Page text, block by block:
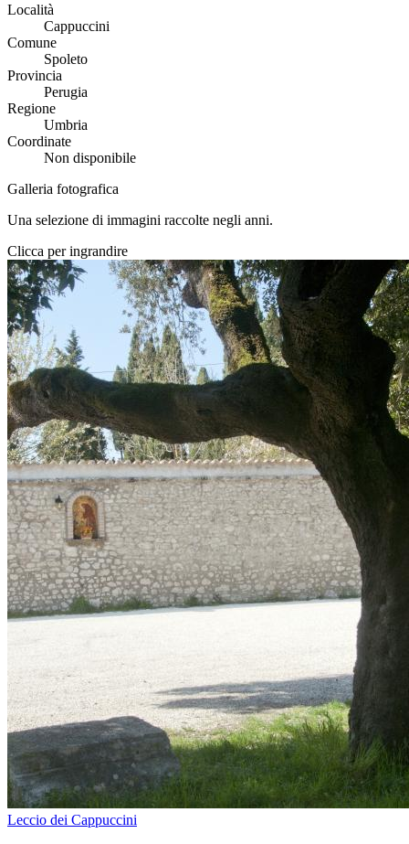
Località
Cappuccini
Comune
Spoleto
Provincia
Perugia
Regione
Umbria
Coordinate
Non disponibile
Galleria fotografica
Una selezione di immagini raccolte negli anni.
Clicca per ingrandire
Leccio dei Cappuccini